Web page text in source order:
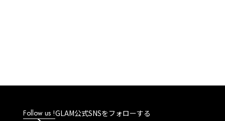
Follow us !GLAM公式SNSをフォローする